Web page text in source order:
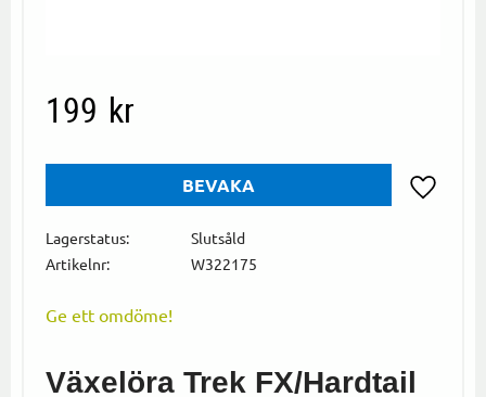
199 kr
BEVAKA
Lagerstatus
Slutsåld
Artikelnr
W322175
Ge ett omdöme!
Växelöra Trek FX/Hardtail